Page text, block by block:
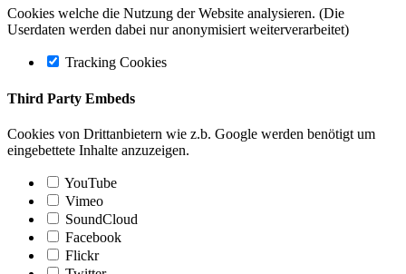
Cookies welche die Nutzung der Website analysieren. (Die
Userdaten werden dabei nur anonymisiert weiterverarbeitet)
Tracking Cookies
Third Party Embeds
Cookies von Drittanbietern wie z.b. Google werden benötigt um
eingebettete Inhalte anzuzeigen.
YouTube
Vimeo
SoundCloud
Facebook
Flickr